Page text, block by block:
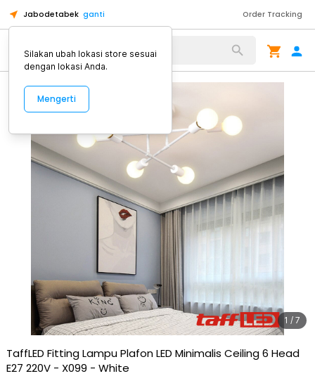
Jabodetabek ganti Order Tracking
Alat Kopi
1 / 7
TaffLED Fitting Lampu Plafon LED Minimalis Ceiling 6 Head
E27 220V - X099 - White
Silakan ubah lokasi store sesuai
dengan lokasi Anda.
Mengerti